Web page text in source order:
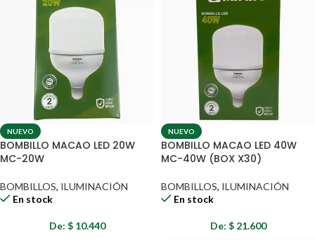
NUEVO
BOMBILLO MACAO LED 20W
MC-20W
BOMBILLOS, ILUMINACIÓN
En stock
De: $10.440
NUEVO
BOMBILLO MACAO LED 40W
MC-40W (BOX X30)
BOMBILLOS, ILUMINACIÓN
En stock
De: $21.600